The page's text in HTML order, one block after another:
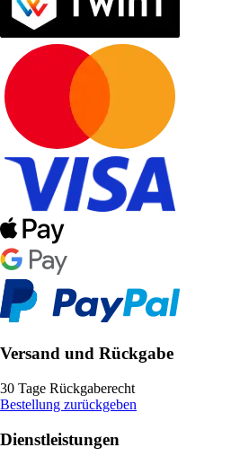
Versand und Rückgabe
30 Tage Rückgaberecht
Bestellung zurückgeben
Dienstleistungen